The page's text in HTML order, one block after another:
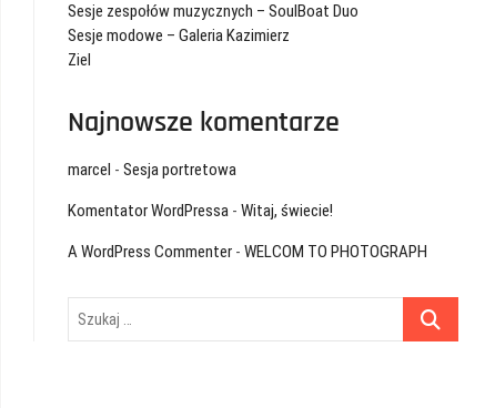
Sesje zespołów muzycznych – SoulBoat Duo
Sesje modowe – Galeria Kazimierz
Ziel
Najnowsze komentarze
marcel - Sesja portretowa
Komentator WordPressa - Witaj, świecie!
A WordPress Commenter - WELCOM TO PHOTOGRAPH
Szukaj